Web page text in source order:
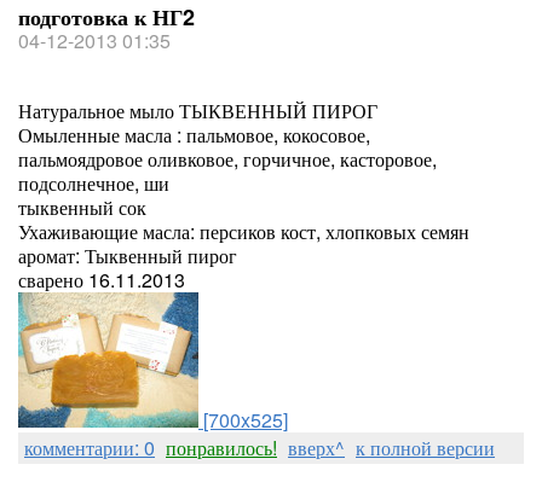
подготовка к НГ2
04-12-2013 01:35
Натуральное мыло ТЫКВЕННЫЙ ПИРОГ
Омыленные масла : пальмовое, кокосовое,
пальмоядровое оливковое, горчичное, касторовое,
подсолнечное, ши
тыквенный сок
Ухаживающие масла: персиков кост, хлопковых семян
аромат: Тыквенный пирог
сварено 16.11.2013
[700x525]
комментарии: 0 понравилось! вверх^ к полной версии